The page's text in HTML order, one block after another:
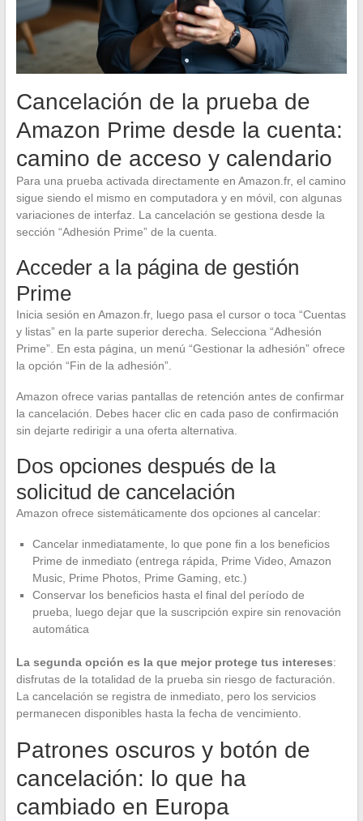
Cancelación de la prueba de
Amazon Prime desde la cuenta:
camino de acceso y calendario
Para una prueba activada directamente en Amazon.fr, el camino
sigue siendo el mismo en computadora y en móvil, con algunas
variaciones de interfaz. La cancelación se gestiona desde la
sección “Adhesión Prime” de la cuenta.
Acceder a la página de gestión
Prime
Inicia sesión en Amazon.fr, luego pasa el cursor o toca “Cuentas
y listas” en la parte superior derecha. Selecciona “Adhesión
Prime”. En esta página, un menú “Gestionar la adhesión” ofrece
la opción “Fin de la adhesión”.
Amazon ofrece varias pantallas de retención antes de confirmar
la cancelación. Debes hacer clic en cada paso de confirmación
sin dejarte redirigir a una oferta alternativa.
Dos opciones después de la
solicitud de cancelación
Amazon ofrece sistemáticamente dos opciones al cancelar:
Cancelar inmediatamente, lo que pone fin a los beneficios
Prime de inmediato (entrega rápida, Prime Video, Amazon
Music, Prime Photos, Prime Gaming, etc.)
Conservar los beneficios hasta el final del período de
prueba, luego dejar que la suscripción expire sin renovación
automática
La segunda opción es la que mejor protege tus intereses:
disfrutas de la totalidad de la prueba sin riesgo de facturación.
La cancelación se registra de inmediato, pero los servicios
permanecen disponibles hasta la fecha de vencimiento.
Patrones oscuros y botón de
cancelación: lo que ha
cambiado en Europa